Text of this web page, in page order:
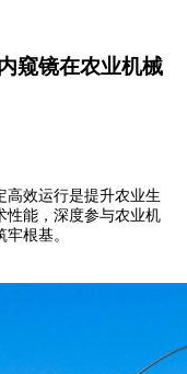
窥镜在农业机械
高效运行是提升农业生
性能，深度参与农业机
根基。